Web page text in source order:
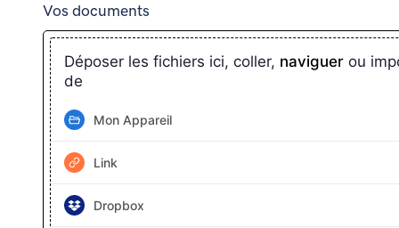
Vos documents
Déposer les fichiers ici, coller, naviguer ou
de
Mon Appareil
Link
Dropbox